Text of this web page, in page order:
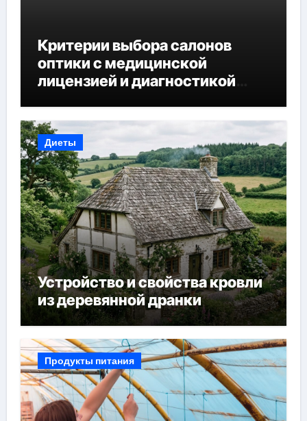
Критерии выбора салонов
оптики с медицинской
лицензией и диагностикой
Диеты
Устройство и свойства кровли
из деревянной дранки
Продукты питания